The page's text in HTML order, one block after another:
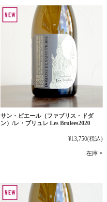
サン・ピエール（ファブリス・ドダ
ン）/レ・ブリュレ Les Brulees2020
¥13,750(税込)
在庫 ×